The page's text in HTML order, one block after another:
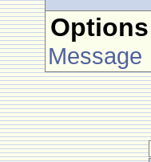
Message